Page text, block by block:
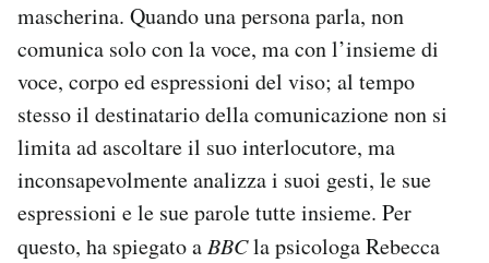
mascherina. Quando una persona parla, non
comunica solo con la voce, ma con l’insieme di
voce, corpo ed espressioni del viso; al tempo
stesso il destinatario della comunicazione non si
limita ad ascoltare il suo interlocutore, ma
inconsapevolmente analizza i suoi gesti, le sue
espressioni e le sue parole tutte insieme. Per
questo, ha spiegato aBBCla psicologa Rebecca